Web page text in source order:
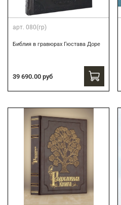
арт. 080(гр)
Библия в гравюрах Гюстава Доре
39 690.00 руб